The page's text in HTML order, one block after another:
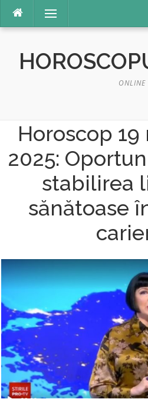
conținut
Meniu
ONLINE
Horoscop
2025:
stabilirea
sănătoase